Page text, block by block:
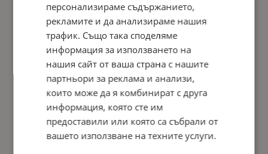
персонализираме съдържанието,
рекламите и да анализираме нашия
трафик. Също така споделяме
информация за използването на
нашия сайт от ваша страна с нашите
партньори за реклама и анализи,
които може да я комбинират с друга
информация, която сте им
предоставили или която са събрали от
вашето използване на техните услуги.